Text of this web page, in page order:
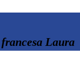
Laura